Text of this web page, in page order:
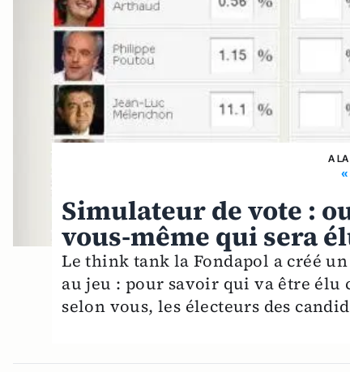
A
«
Simulateur de vote :
vous-même qui sera
Le think tank la Fondapol a créé
au jeu : pour savoir qui va être
selon vous, les électeurs des